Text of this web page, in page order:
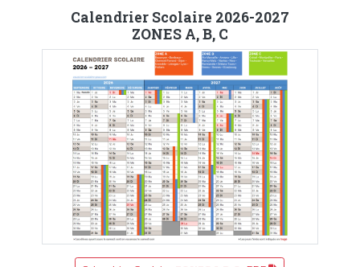
Calendrier Scolaire 2026-2027
ZONES A, B, C